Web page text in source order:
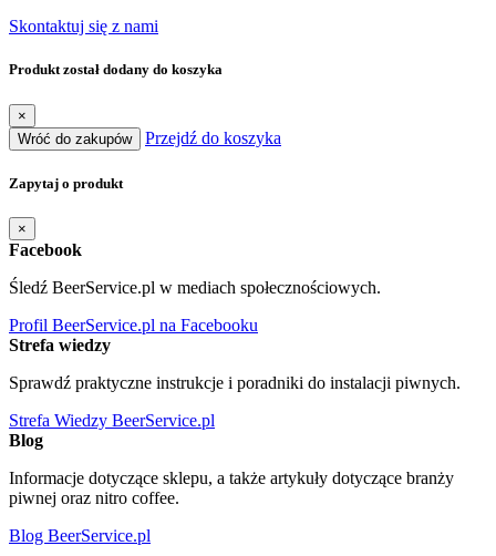
Skontaktuj się z nami
Produkt został dodany do koszyka
×
Wróć do zakupów
Przejdź do koszyka
Zapytaj o produkt
×
Facebook
Śledź BeerService.pl w mediach społecznościowych.
Profil BeerService.pl na Facebooku
Strefa wiedzy
Sprawdź praktyczne instrukcje i poradniki do instalacji piwnych.
Strefa Wiedzy BeerService.pl
Blog
Informacje dotyczące sklepu, a także artykuły dotyczące branży
piwnej oraz nitro coffee.
Blog BeerService.pl